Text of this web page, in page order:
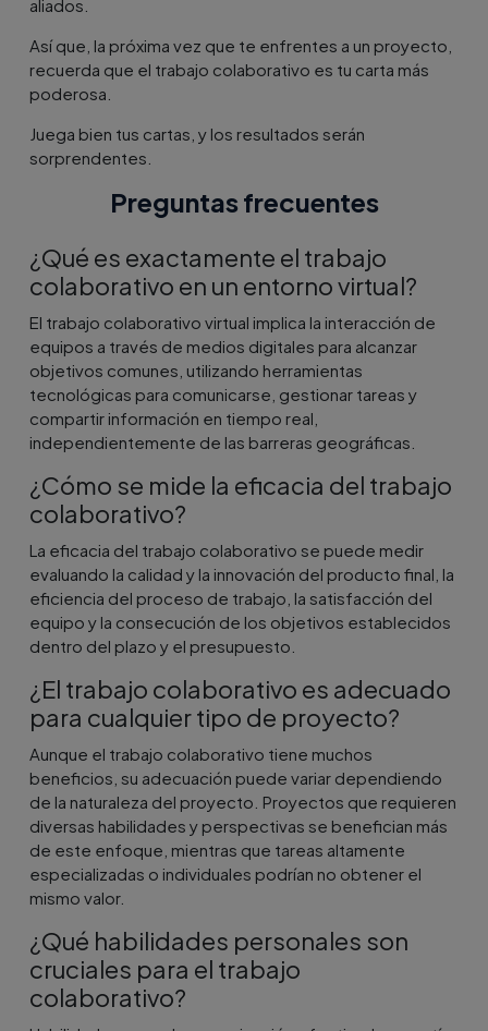
aliados.
Así que, la próxima vez que te enfrentes a un proyecto,
recuerda que el trabajo colaborativo es tu carta más
poderosa.
Juega bien tus cartas, y los resultados serán
sorprendentes.
Preguntas frecuentes
¿Qué es exactamente el trabajo
colaborativo en un entorno virtual?
El trabajo colaborativo virtual implica la interacción de
equipos a través de medios digitales para alcanzar
objetivos comunes, utilizando herramientas
tecnológicas para comunicarse, gestionar tareas y
compartir información en tiempo real,
independientemente de las barreras geográficas.
¿Cómo se mide la eficacia del trabajo
colaborativo?
La eficacia del trabajo colaborativo se puede medir
evaluando la calidad y la innovación del producto final, la
eficiencia del proceso de trabajo, la satisfacción del
equipo y la consecución de los objetivos establecidos
dentro del plazo y el presupuesto.
¿El trabajo colaborativo es adecuado
para cualquier tipo de proyecto?
Aunque el trabajo colaborativo tiene muchos
beneficios, su adecuación puede variar dependiendo
de la naturaleza del proyecto. Proyectos que requieren
diversas habilidades y perspectivas se benefician más
de este enfoque, mientras que tareas altamente
especializadas o individuales podrían no obtener el
mismo valor.
¿Qué habilidades personales son
cruciales para el trabajo
colaborativo?